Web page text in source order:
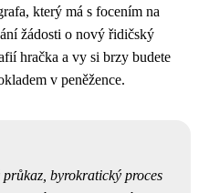
který má s focením na
žádosti o nový řidičský
hračka a vy si brzy budete
v peněžence.
byrokratický proces